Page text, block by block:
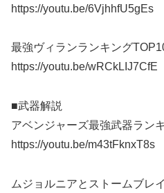
https://youtu.be/6VjhhfU5gEs
最強ヴィランランキング
https://youtu.be/wRCkLIJ7CfE
■武器解説
アベンジャーズ最強武器ラン
https://youtu.be/m43tFknxT8s
ムジョルニアとストームブレ